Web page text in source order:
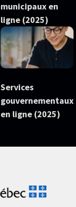
municipaux en
ligne (2025)
Services
gouvernementaux
en ligne (2025)